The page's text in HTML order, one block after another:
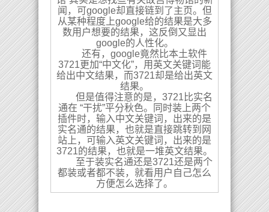
闻，可google却直接链到了主页。但
从某种程度上google给的结果是大多
数用户想要的结果，这反倒又显出
google的人性化。
还有，google竟然比本土软件
3721更加“中文化”，用英文关键词能
给出中文结果，而3721却是给出英文
结果。
但是值得注意的是，3721比实名
通在 “干扰”平分秋色。同时装上两个
插件时，输入中文关键词，出来的是
实名通的结果，也就是直接跳转到网
站上，可输入英文关键词，出来的是
3721的结果，也就是一堆英文结果。
至于装实名通还是3721还是两个
都装或者都不装，就看用户自己怎么
方便怎么选择了。